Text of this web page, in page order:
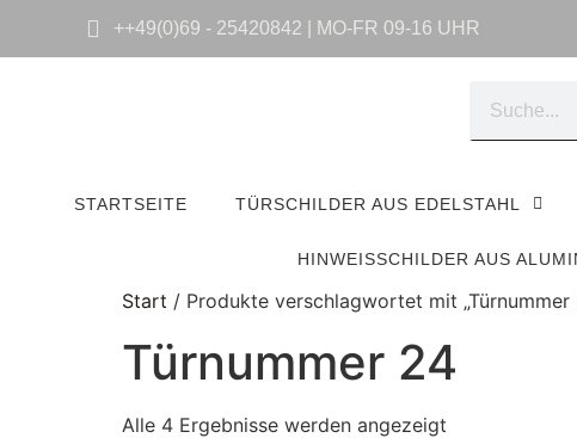
++49(0)69 - 25420842 | MO-FR 09-16 UHR
STARTSEITE TÜRSCHILDER AUS EDELSTAHL
HINWEISSCHILDER AUS
Start / Produkte verschlagwortet mit „Türnummer
Türnummer 24
Alle 4 Ergebnisse werden angezeigt